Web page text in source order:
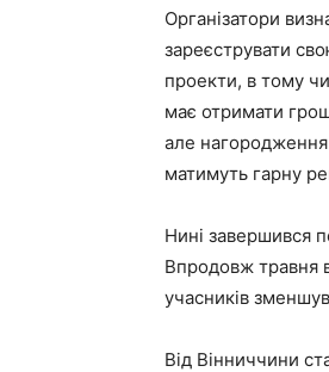
Організатори
зареєструвати
проекти, в тому
має отримати
але нагородження
матимуть гарну
Нині завершився
Впродовж травня
учасників
Від Вінниччини